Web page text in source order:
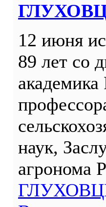
12 июня
89 лет со
наук,
агронома